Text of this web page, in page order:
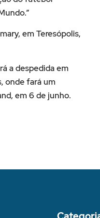
em Teresópolis,
a despedida em
onde fará um
em 6 de junho.